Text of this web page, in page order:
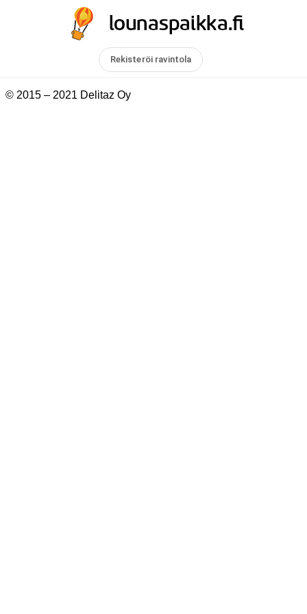
Rekisteröi ravintola
© 2015 – 2021 Delitaz Oy